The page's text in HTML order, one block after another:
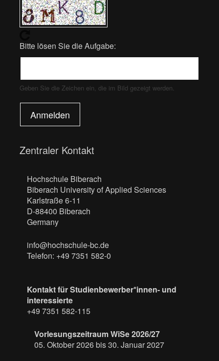
Bitte lösen Sie die Aufgabe:
Geben Sie die Zeichen ein, die im Bild gezeigt werden.
Anmelden
Zentraler Kontakt
Hochschule Biberach
Biberach University of Applied Sciences
Karlstraße 6-11
D-88400 Biberach
Germany
info@hochschule-bc.de
Telefon: +49 7351 582-0
Kontakt für Studienbewerber*innen- und
interessierte
+49 7351 582-115
Vorlesungszeitraum WiSe 2026/27
05. Oktober 2026 bis 30. Januar 2027